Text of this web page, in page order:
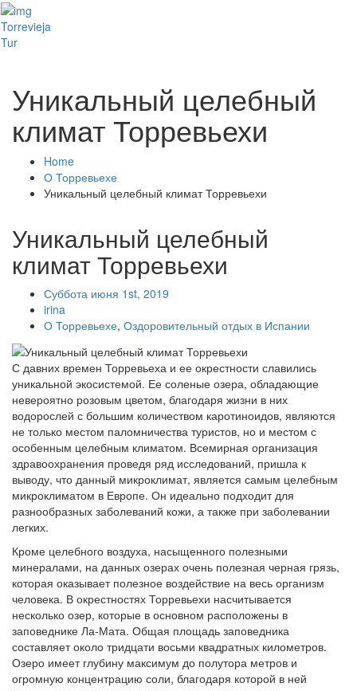
Torrevieja
Tur
Уникальный целебный
климат Торревьехи
Home
О Торревьехе
Уникальный целебный климат Торревьехи
Уникальный целебный
климат Торревьехи
Суббота июня 1st, 2019
irina
О Торревьехе, Оздоровительный отдых в Испании
С давних времен Торревьеха и ее окрестности славились
уникальной экосистемой. Ее соленые озера, обладающие
невероятно розовым цветом, благодаря жизни в них
водорослей с большим количеством каротиноидов, являются
не только местом паломничества туристов, но и местом с
особенным целебным климатом. Всемирная организация
здравоохранения проведя ряд исследований, пришла к
выводу, что данный микроклимат, является самым целебным
микроклиматом в Европе. Он идеально подходит для
разнообразных заболеваний кожи, а также при заболевании
легких.
Кроме целебного воздуха, насыщенного полезными
минералами, на данных озерах очень полезная черная грязь,
которая оказывает полезное воздействие на весь организм
человека. В окрестностях Торревьехи насчитывается
несколько озер, которые в основном расположены в
заповеднике Ла-Мата. Общая площадь заповедника
составляет около тридцати восьми квадратных километров.
Озеро имеет глубину максимум до полутора метров и
огромную концентрацию соли, благодаря которой в ней